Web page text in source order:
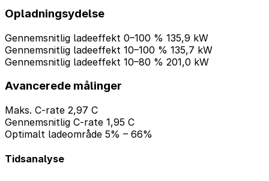
Opladningsydelse
Gennemsnitlig ladeeffekt 0–100 % 135,9 kW
Gennemsnitlig ladeeffekt 10–100 % 135,7 kW
Gennemsnitlig ladeeffekt 10–80 % 201,0 kW
Avancerede målinger
Maks. C-rate 2,97 C
Gennemsnitlig C-rate 1,95 C
Optimalt ladeområde 5% – 66%
Tidsanalyse